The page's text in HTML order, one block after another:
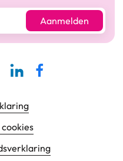
Aanmelden
Linkedin-pagina SBCM
Facebook SBCM